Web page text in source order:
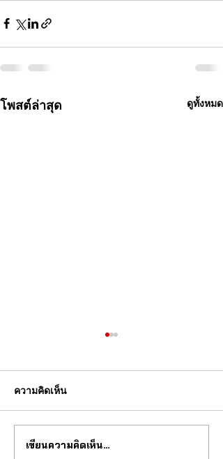
โพสต์ล่าสุด ดูทั้งหมด
สุดยอด กลไก tourbillon จาก
ความคิดเห็น
เขียนความคิดเห็น…